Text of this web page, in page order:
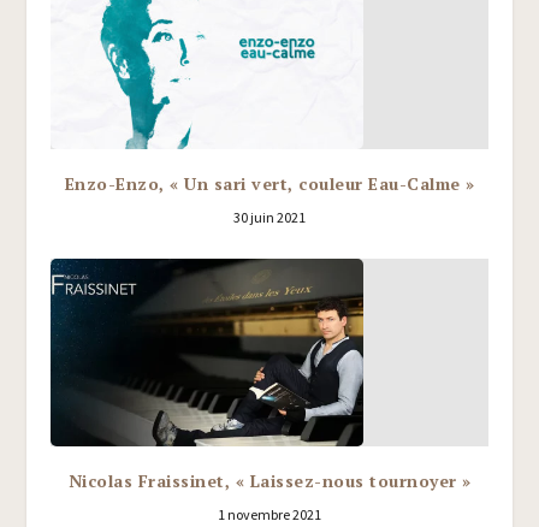
Enzo-Enzo, « Un sari vert, couleur Eau-Calme »
30 juin 2021
Nicolas Fraissinet, « Laissez-nous tournoyer »
1 novembre 2021